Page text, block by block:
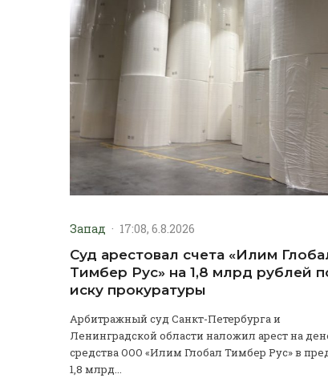
Запад · 17:08, 6.8.2026
Суд арестовал счета «Илим
Тимбер Рус» на 1,8 млрд рублей
иску прокуратуры
Арбитражный суд Санкт-Петербурга и
Ленинградской области наложил арест на
средства ООО «Илим Глобал Тимбер Рус» в
1,8 млрд...